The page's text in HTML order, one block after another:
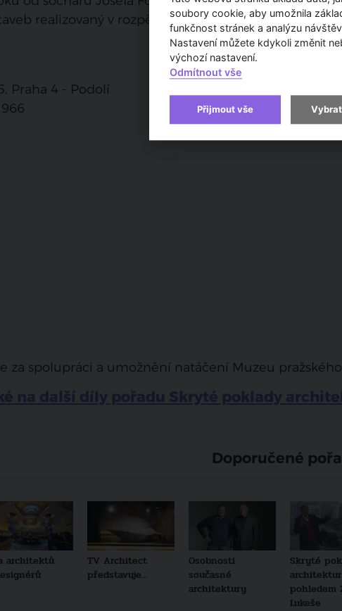
realizovaný v rozpětí téměř čtyřiceti let dle
Praha 4 - Podolí
za spolupráci a umožnění natáčení Muzeu
Doporučené
architektů
TV Architect
představuje...
Osobnosti
současné
architektury
Skryté
pohledem
Lukeše
soubory cookie, aby umožnila
funkčnost stránek a analýzu
Nastavení můžete kdykoli změnit
výchozí nastavení.
Odmítnout vše
Přijmout vše